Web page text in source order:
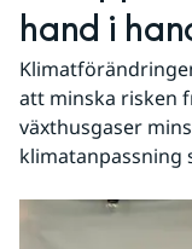
hand i
att minska risken
växthusgaser
klimatanpassning